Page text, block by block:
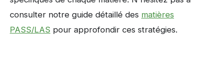
consulter notre guide détaillé des matières
PASS/LAS pour approfondir ces stratégies.